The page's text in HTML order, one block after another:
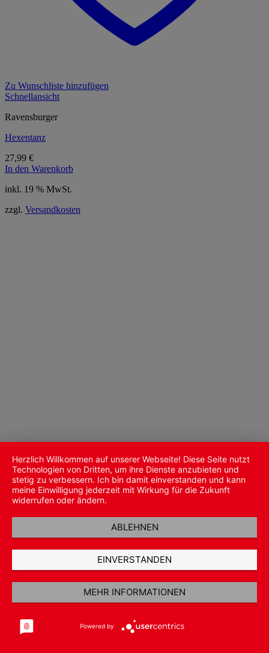
Zu Wunschliste hinzufügen
Schnellansicht
Ravensburger
Hexentanz
27,99 €
In den Warenkorb
inkl. 19 % MwSt.
zzgl. Versandkosten
Herzlich Willkommen auf unserer Webseite! Diese Seite nutzt
Technologien von Dritten, um ihre Dienste anzubieten und
stetig zu verbessern. Ich bin damit einverstanden und kann
meine Einwilligung jederzeit mit Wirkung für die Zukunft
widerrufen oder ändern.
ABLEHNEN
EINVERSTANDEN
MEHR INFORMATIONEN
Powered by